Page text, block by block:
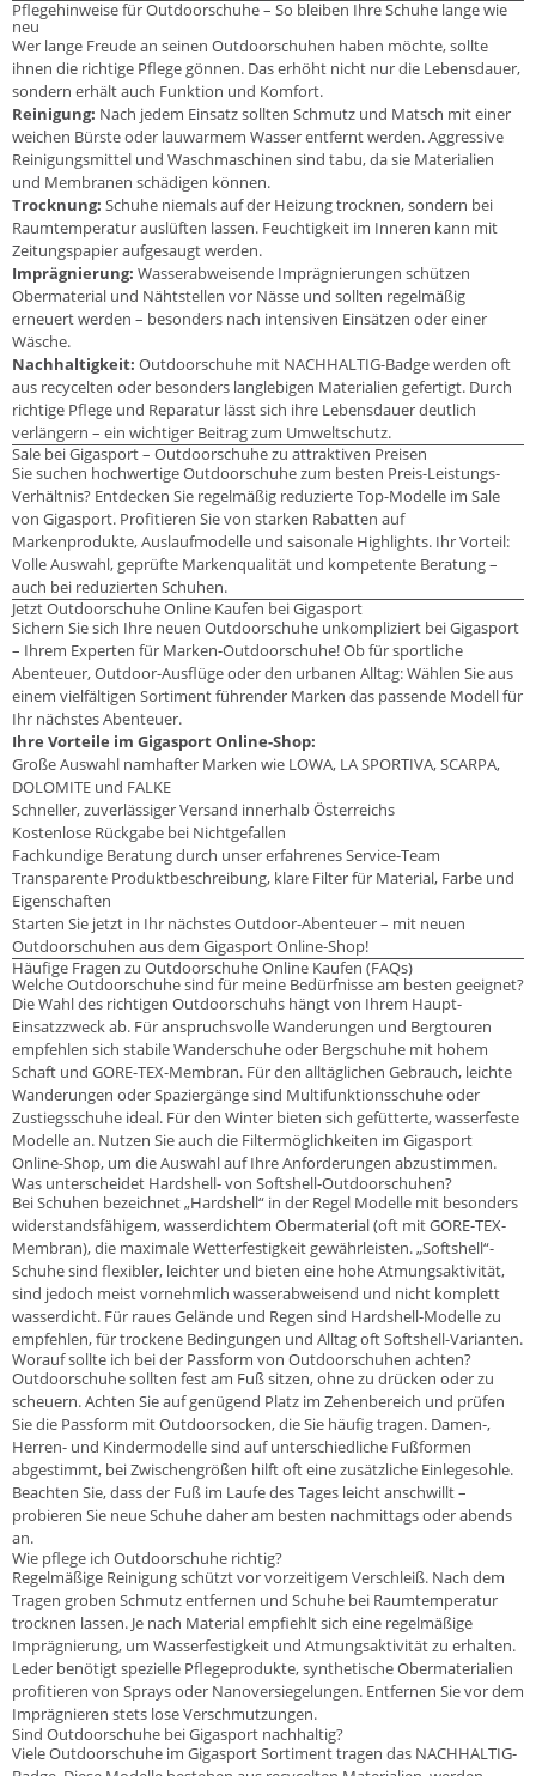
Pflegehinweise für Outdoorschuhe – So bleiben Ihre Schuhe lange wie
neu
Wer lange Freude an seinen Outdoorschuhen haben möchte, sollte
ihnen die richtige Pflege gönnen. Das erhöht nicht nur die Lebensdauer,
sondern erhält auch Funktion und Komfort.
Reinigung: Nach jedem Einsatz sollten Schmutz und Matsch mit einer
weichen Bürste oder lauwarmem Wasser entfernt werden. Aggressive
Reinigungsmittel und Waschmaschinen sind tabu, da sie Materialien
und Membranen schädigen können.
Trocknung: Schuhe niemals auf der Heizung trocknen, sondern bei
Raumtemperatur auslüften lassen. Feuchtigkeit im Inneren kann mit
Zeitungspapier aufgesaugt werden.
Imprägnierung: Wasserabweisende Imprägnierungen schützen
Obermaterial und Nähtstellen vor Nässe und sollten regelmäßig
erneuert werden – besonders nach intensiven Einsätzen oder einer
Wäsche.
Nachhaltigkeit: Outdoorschuhe mit NACHHALTIG-Badge werden oft
aus recycelten oder besonders langlebigen Materialien gefertigt. Durch
richtige Pflege und Reparatur lässt sich ihre Lebensdauer deutlich
verlängern – ein wichtiger Beitrag zum Umweltschutz.
Sale bei Gigasport – Outdoorschuhe zu attraktiven Preisen
Sie suchen hochwertige Outdoorschuhe zum besten Preis-Leistungs-
Verhältnis? Entdecken Sie regelmäßig reduzierte Top-Modelle im Sale
von Gigasport. Profitieren Sie von starken Rabatten auf
Markenprodukte, Auslaufmodelle und saisonale Highlights. Ihr Vorteil:
Volle Auswahl, geprüfte Markenqualität und kompetente Beratung –
auch bei reduzierten Schuhen.
Jetzt Outdoorschuhe Online Kaufen bei Gigasport
Sichern Sie sich Ihre neuen Outdoorschuhe unkompliziert bei Gigasport
– Ihrem Experten für Marken-Outdoorschuhe! Ob für sportliche
Abenteuer, Outdoor-Ausflüge oder den urbanen Alltag: Wählen Sie aus
einem vielfältigen Sortiment führender Marken das passende Modell für
Ihr nächstes Abenteuer.
Ihre Vorteile im Gigasport Online-Shop:
Große Auswahl namhafter Marken wie LOWA, LA SPORTIVA, SCARPA,
DOLOMITE und FALKE
Schneller, zuverlässiger Versand innerhalb Österreichs
Kostenlose Rückgabe bei Nichtgefallen
Fachkundige Beratung durch unser erfahrenes Service-Team
Transparente Produktbeschreibung, klare Filter für Material, Farbe und
Eigenschaften
Starten Sie jetzt in Ihr nächstes Outdoor-Abenteuer – mit neuen
Outdoorschuhen aus dem Gigasport Online-Shop!
Häufige Fragen zu Outdoorschuhe Online Kaufen (FAQs)
Welche Outdoorschuhe sind für meine Bedürfnisse am besten geeignet?
Die Wahl des richtigen Outdoorschuhs hängt von Ihrem Haupt-
Einsatzzweck ab. Für anspruchsvolle Wanderungen und Bergtouren
empfehlen sich stabile Wanderschuhe oder Bergschuhe mit hohem
Schaft und GORE-TEX-Membran. Für den alltäglichen Gebrauch, leichte
Wanderungen oder Spaziergänge sind Multifunktionsschuhe oder
Zustiegsschuhe ideal. Für den Winter bieten sich gefütterte, wasserfeste
Modelle an. Nutzen Sie auch die Filtermöglichkeiten im Gigasport
Online-Shop, um die Auswahl auf Ihre Anforderungen abzustimmen.
Was unterscheidet Hardshell- von Softshell-Outdoorschuhen?
Bei Schuhen bezeichnet „Hardshell“ in der Regel Modelle mit besonders
widerstandsfähigem, wasserdichtem Obermaterial (oft mit GORE-TEX-
Membran), die maximale Wetterfestigkeit gewährleisten. „Softshell“-
Schuhe sind flexibler, leichter und bieten eine hohe Atmungsaktivität,
sind jedoch meist vornehmlich wasserabweisend und nicht komplett
wasserdicht. Für raues Gelände und Regen sind Hardshell-Modelle zu
empfehlen, für trockene Bedingungen und Alltag oft Softshell-Varianten.
Worauf sollte ich bei der Passform von Outdoorschuhen achten?
Outdoorschuhe sollten fest am Fuß sitzen, ohne zu drücken oder zu
scheuern. Achten Sie auf genügend Platz im Zehenbereich und prüfen
Sie die Passform mit Outdoorsocken, die Sie häufig tragen. Damen-,
Herren- und Kindermodelle sind auf unterschiedliche Fußformen
abgestimmt, bei Zwischengrößen hilft oft eine zusätzliche Einlegesohle.
Beachten Sie, dass der Fuß im Laufe des Tages leicht anschwillt –
probieren Sie neue Schuhe daher am besten nachmittags oder abends
an.
Wie pflege ich Outdoorschuhe richtig?
Regelmäßige Reinigung schützt vor vorzeitigem Verschleiß. Nach dem
Tragen groben Schmutz entfernen und Schuhe bei Raumtemperatur
trocknen lassen. Je nach Material empfiehlt sich eine regelmäßige
Imprägnierung, um Wasserfestigkeit und Atmungsaktivität zu erhalten.
Leder benötigt spezielle Pflegeprodukte, synthetische Obermaterialien
profitieren von Sprays oder Nanoversiegelungen. Entfernen Sie vor dem
Imprägnieren stets lose Verschmutzungen.
Sind Outdoorschuhe bei Gigasport nachhaltig?
Viele Outdoorschuhe im Gigasport Sortiment tragen das NACHHALTIG-